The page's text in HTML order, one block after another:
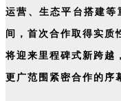
运营、生态平台搭建等
间，首次合作取得实质
将迎来里程碑式新跨越
更广范围紧密合作的序